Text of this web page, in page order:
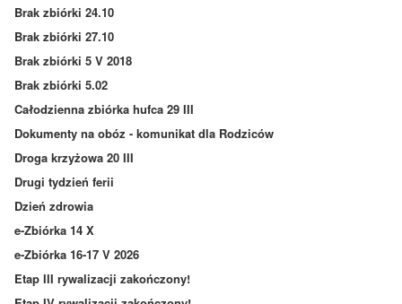
Brak zbiórki 24.10
Brak zbiórki 27.10
Brak zbiórki 5 V 2018
Brak zbiórki 5.02
Całodzienna zbiórka hufca 29 III
Dokumenty na obóz - komunikat dla Rodziców
Droga krzyżowa 20 III
Drugi tydzień ferii
Dzień zdrowia
e-Zbiórka 14 X
e-Zbiórka 16-17 V 2026
Etap III rywalizacji zakończony!